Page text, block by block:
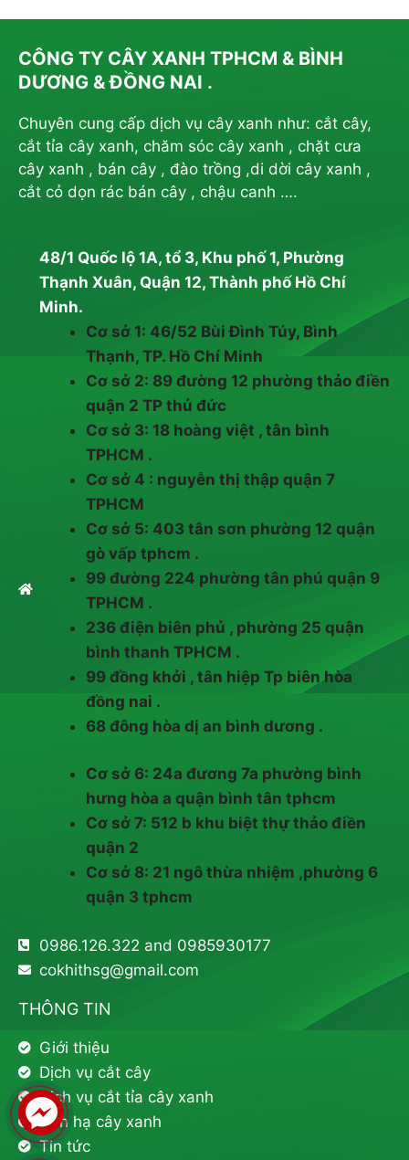
CÔNG TY CÂY XANH TPHCM & BÌNH
DƯƠNG & ĐỒNG NAI .
Chuyên cung cấp dịch vụ cây xanh như: cắt cây,
cắt tỉa cây xanh, chăm sóc cây xanh , chặt cưa
cây xanh , bán cây , đào trồng ,di dời cây xanh ,
cắt cỏ dọn rác bán cây , chậu canh ….
48/1 Quốc lộ 1A, tổ 3, Khu phố 1, Phường
Thạnh Xuân, Quận 12, Thành phố Hồ Chí
Minh.
Cơ sở 1: 46/52 Bùi Đình Túy, Bình
Thạnh, TP. Hồ Chí Minh
Cơ sở 2: 89 đường 12 phường thảo điền
quận 2 TP thủ đức
Cơ sở 3: 18 hoàng việt , tân bình
TPHCM .
Cơ sở 4 : nguyễn thị thập quận 7
TPHCM
Cơ sở 5: 403 tân sơn phường 12 quận
gò vấp tphcm .
99 đường 224 phường tân phú quận 9
TPHCM .
236 điện biên phủ , phường 25 quận
bình thanh TPHCM .
99 đồng khởi , tân hiệp Tp biên hòa
đồng nai .
68 đông hòa dị an bình dương .
Cơ sở 6: 24a đương 7a phường bình
hưng hòa a quận bình tân tphcm
Cơ sở 7: 512 b khu biệt thự thảo điền
quận 2
Cơ sở 8: 21 ngô thừa nhiệm ,phường 6
quận 3 tphcm
0986.126.322 and 0985930177
cokhithsg@gmail.com
THÔNG TIN
Giới thiệu
Dịch vụ cắt cây
Dịch vụ cắt tỉa cây xanh
Đốn hạ cây xanh
Tin tức